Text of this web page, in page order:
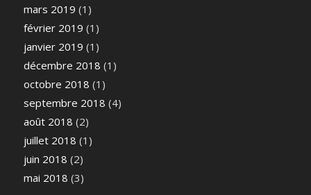
mars 2019 (1)
février 2019 (1)
janvier 2019 (1)
décembre 2018 (1)
octobre 2018 (1)
septembre 2018 (4)
août 2018 (2)
juillet 2018 (1)
juin 2018 (2)
mai 2018 (3)